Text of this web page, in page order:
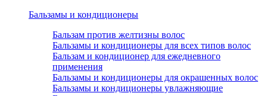
Бальзамы и кондиционеры
Бальзам против желтизны волос
Бальзамы и кондиционеры для всех типов волос
Бальзам и кондиционер для ежедневного
применения
Бальзамы и кондиционеры для окрашенных волос
Бальзамы и кондиционеры увлажняющие